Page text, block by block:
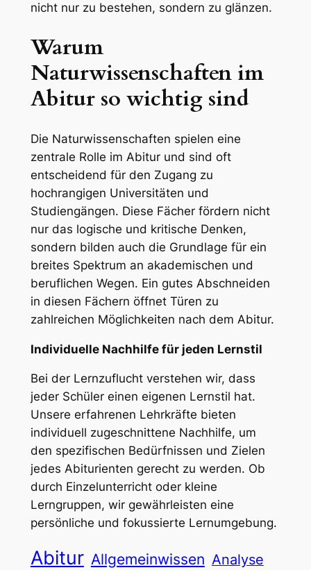
nicht nur zu bestehen, sondern zu glänzen.
Warum
Naturwissenschaften im
Abitur so wichtig sind
Die Naturwissenschaften spielen eine
zentrale Rolle im Abitur und sind oft
entscheidend für den Zugang zu
hochrangigen Universitäten und
Studiengängen. Diese Fächer fördern nicht
nur das logische und kritische Denken,
sondern bilden auch die Grundlage für ein
breites Spektrum an akademischen und
beruflichen Wegen. Ein gutes Abschneiden
in diesen Fächern öffnet Türen zu
zahlreichen Möglichkeiten nach dem Abitur.
Individuelle Nachhilfe für jeden Lernstil
Bei der Lernzuflucht verstehen wir, dass
jeder Schüler einen eigenen Lernstil hat.
Unsere erfahrenen Lehrkräfte bieten
individuell zugeschnittene Nachhilfe, um
den spezifischen Bedürfnissen und Zielen
jedes Abiturienten gerecht zu werden. Ob
durch Einzelunterricht oder kleine
Lerngruppen, wir gewährleisten eine
persönliche und fokussierte Lernumgebung.
Abitur Allgemeinwissen Analyse